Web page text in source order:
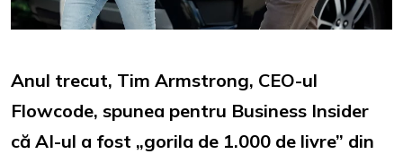
Anul trecut, Tim Armstrong, CEO-ul
Flowcode, spunea pentru Business Insider
că AI-ul a fost „gorila de 1.000 de livre” din